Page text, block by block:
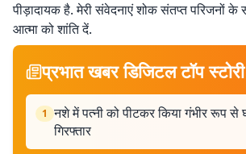
पीड़ादायक है. मेरी संवेदनाएं शोक संतप्त परिजनों के
आत्मा को शांति दें.
प्रभात खबर डिजिटल टॉप स्टोरी
1 नशे में पत्नी को पीटकर किया गंभीर रूप से
गिरफ्तार